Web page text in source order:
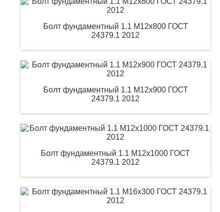
Болт фундаментный 1.1 М12х800 ГОСТ
24379.1 2012
Болт фундаментный 1.1 М12х900 ГОСТ
24379.1 2012
Болт фундаментный 1.1 М12х1000 ГОСТ
24379.1 2012